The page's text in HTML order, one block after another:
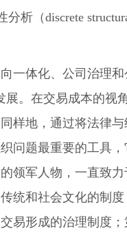
析（discrete
一体化、公司治理
。在交易成本的视
样地，通过将法律
问题最重要的工具
领军人物，一直致
统和社会文化的制
易形成的治理制度